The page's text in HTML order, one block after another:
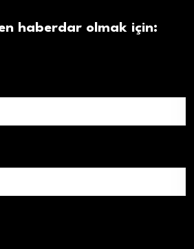
haberdar olmak için: